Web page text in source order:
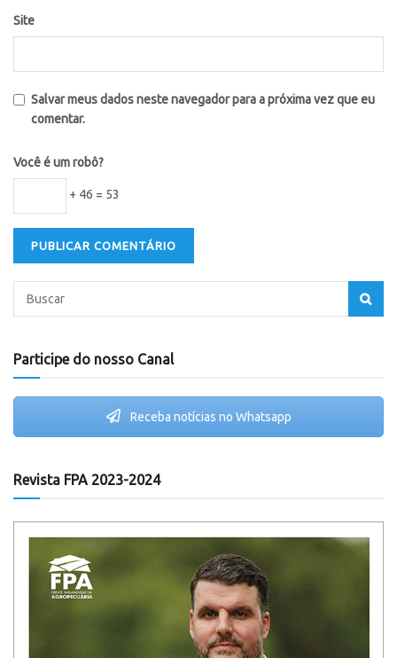
Site
Salvar meus dados neste navegador para a próxima vez que eu
comentar.
Você é um robô?
+ 46 = 53
Participe do nosso Canal
Receba notícias no Whatsapp
Revista FPA 2023-2024